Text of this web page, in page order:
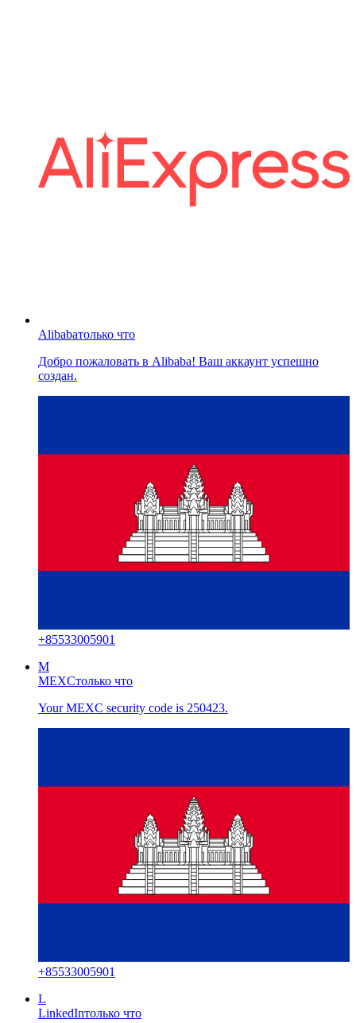
Alibabaтолько что
Добро пожаловать в Alibaba! Ваш аккаунт успешно
создан.
+85533005901
M
MEXCтолько что
Your MEXC security code is 250423.
+85533005901
L
LinkedInтолько что